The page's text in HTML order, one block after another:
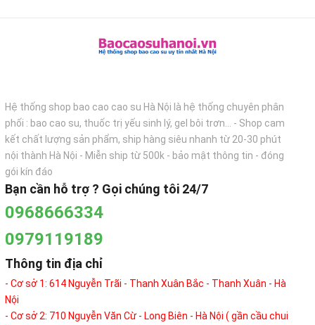
Hệ thống shop bao cao cao su Hà Nội là hệ thống chuyên phân
phối : bao cao su, thuốc trị yếu sinh lý, gel bôi trơn... - Shop cam
kết chất lượng sản phẩm, ship hàng siêu nhanh từ 20-30 phút
nội thành Hà Nội - Miễn ship từ 500k - bảo mật thông tin - đóng
gói kín đáo
Bạn cần hỗ trợ ? Gọi chúng tôi 24/7
0968666334
0979119189
Thông tin địa chỉ
- Cơ sở 1: 614 Nguyễn Trãi - Thanh Xuân Bắc - Thanh Xuân - Hà
Nội
- Cơ sở 2: 710 Nguyễn Văn Cừ - Long Biên - Hà Nội ( gần cầu chui